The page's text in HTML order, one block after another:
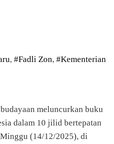
, #Fadli Zon, #Kementerian
meluncurkan buku
dalam 10 jilid bertepatan
(14/12/2025), di